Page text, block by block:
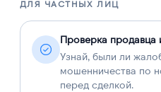
ДЛЯ ЧАСТНЫХ ЛИЦ
Проверка продавца
Узнай, были ли
мошенничества по
перед сделкой.